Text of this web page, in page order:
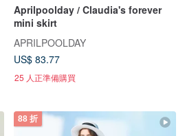
Aprilpoolday / Claudia's forever
mini skirt
APRILPOOLDAY
US$ 83.77
25 人正準備購買
88 折